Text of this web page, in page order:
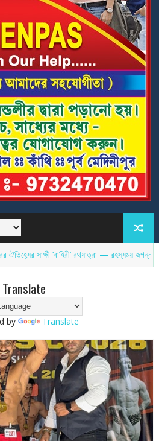
রথযাত্রা — রহস্যময় জগন্নাথ মন্দির ঘিরে আজও
Translate
by Translate